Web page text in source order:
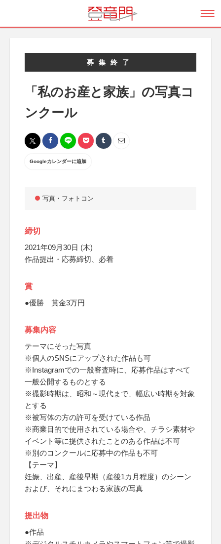
募集終了
「私のお産と家族」の写真コ
ンクール
Googleカレンダーに追加
写真・フォトコン
締切
2021年09月30日 (木)
作品提出・応募締切、必着
賞
●優勝 賞金3万円
募集内容
テーマにそった写真
※個人のSNSにアップされた作品も可
※Instagramでの一般審査時に、応募作品はすべて
一般公開するものとする
※撮影時期は、昭和～現代まで、幅広い時期を対象
とする
※被写体の方の許可を受けている作品
※商業目的で使用されている場合や、チラシ素材や
イベント等に提供されたことのある作品は不可
※別のコンクールに応募中の作品も不可
【テーマ】
妊娠、出産、産後早期（産後1カ月程度）のシーン
および、それにまつわる家族の写真
提出物
●作品